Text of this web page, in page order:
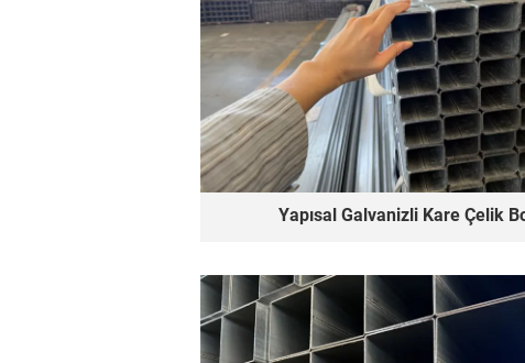
Yapısal Galvanizli Kare Çelik